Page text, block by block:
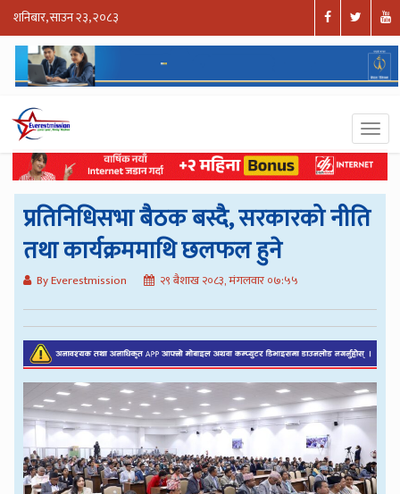
शनिबार, साउन २३, २०८३
प्रतिनिधिसभा बैठक बस्दै, सरकारको नीति
तथा कार्यक्रममाथि छलफल हुने
By Everestmission २९ बैशाख २०८३, मंगलवार ०७:५५